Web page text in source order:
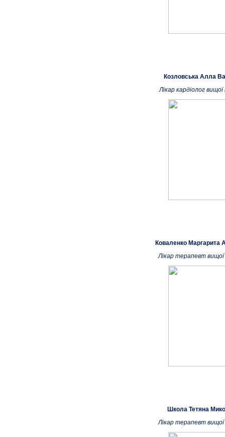
Козловська Алла
Лікар кардіолог вищої
Коваленко Маргарита
Лікар терапевт вищої
Школа Тетяна
Лікар терапевт вищої